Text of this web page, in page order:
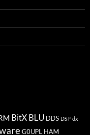
BitX BLU DDS DSP dx
G0UPL HAM